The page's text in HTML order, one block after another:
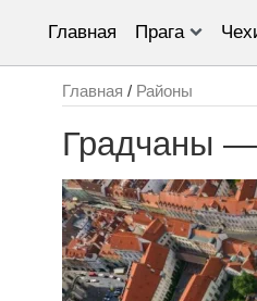
Главная Прага
Главная / Районы
Градчаны